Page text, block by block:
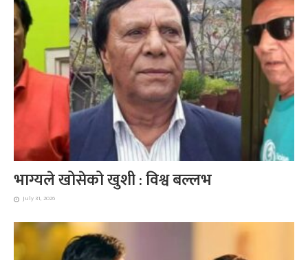
भाग्यले खोसेको खुशी : विश्व बल्लभ
July 31, 2026